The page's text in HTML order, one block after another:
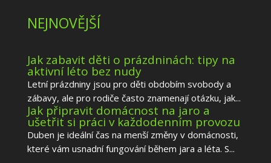
NEJNOVĚJŠÍ
Jak zabavit děti o prázdninách: tipy na
aktivní léto bez nudy
Letní prázdniny jsou pro děti obdobím svobody a
zábavy, ale pro rodiče často znamenají otázku, jak...
Jak připravit domácnost na jaro a
ušetřit si práci v každodenním provozu
Duben je ideální čas na menší změny v domácnosti,
které vám usnadní fungování během jara a léta. S...